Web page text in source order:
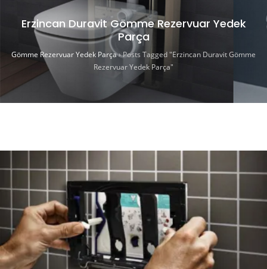
Erzincan Duravit Gömme Rezervuar Yedek
Parça
Gömme Rezervuar Yedek Parça›Posts Tagged "Erzincan Duravit Gömme
Rezervuar Yedek Parça"